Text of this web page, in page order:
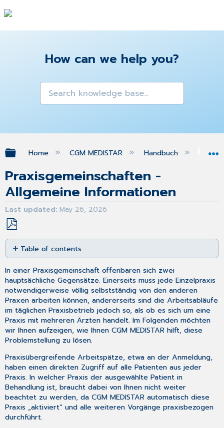
How can we help you?
Expand/collapse global hierarchy
Home CGM MEDISTAR Handbuch
Praxisgemeinschaften -
Allgemeine Informationen
Last updated May 26, 2026
Save
as
PDF
Table of contents
No
headers
In einer Praxisgemeinschaft offenbaren sich zwei
hauptsächliche Gegensätze. Einerseits muss jede Einzelpraxis
notwendigerweise völlig selbstständig von den anderen
Praxen arbeiten können, andererseits sind die Arbeitsabläufe
im täglichen Praxisbetrieb jedoch so, als ob es sich um eine
Praxis mit mehreren Ärzten handelt. Im Folgenden möchten
wir Ihnen aufzeigen, wie Ihnen CGM MEDISTAR hilft, diese
Problemstellung zu lösen.
Praxisübergreifende Arbeitspätze, etwa an der Anmeldung,
haben einen direkten Zugriff auf alle Patienten aus jeder
Praxis. In welcher Praxis der ausgewählte Patient in
Behandlung ist, braucht dabei von Ihnen nicht weiter
beachtet zu werden, da CGM MEDISTAR automatisch diese
Praxis „aktiviert“ und alle weiteren Vorgänge praxisbezogen
durchführt.